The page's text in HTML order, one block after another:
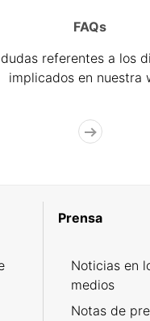
FAQs
referentes a los
implicados en nuestra
Prensa
Noticias en
medios
Notas de